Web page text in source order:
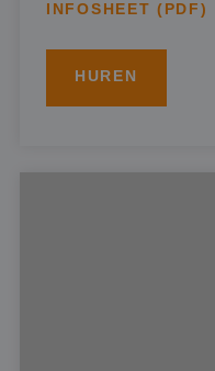
INFOSHEET (PDF)
HUREN